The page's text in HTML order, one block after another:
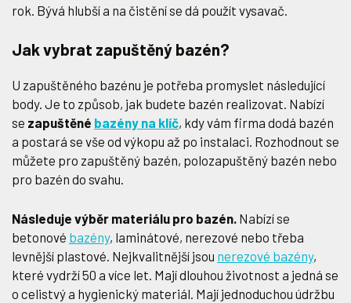
rok. Bývá hlubší a na čistění se dá použít vysavač.
Jak vybrat zapuštěný bazén?
U zapuštěného bazénu je potřeba promyslet následující
body. Je to způsob, jak budete bazén realizovat. Nabízí
se zapuštěné bazény na klíč, kdy vám firma dodá bazén
a postará se vše od výkopu až po instalaci. Rozhodnout se
můžete pro zapuštěný bazén, polozapuštěný bazén nebo
pro bazén do svahu.
Následuje výběr materiálu pro bazén. Nabízí se
betonové bazény, laminátové, nerezové nebo třeba
levnější plastové. Nejkvalitnější jsou nerezové bazény,
které vydrží 50 a více let. Mají dlouhou životnost a jedná se
o celistvý a hygienický materiál. Mají jednoduchou údržbu